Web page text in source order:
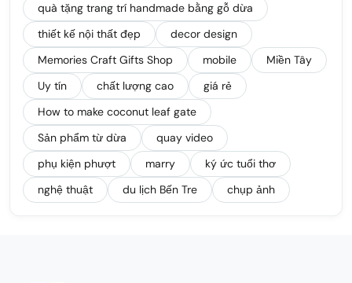
quà tặng trang trí handmade bằng gỗ dừa
thiết kế nội thất đẹp
decor design
Memories Craft Gifts Shop
mobile
Miền Tây
Uy tín
chất lượng cao
giá rẻ
How to make coconut leaf gate
Sản phẩm từ dừa
quay video
phụ kiện phượt
marry
ký ức tuổi thơ
nghệ thuật
du lịch Bến Tre chụp ảnh